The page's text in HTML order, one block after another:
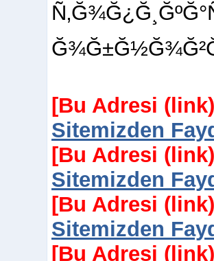
[Bu Adresi
Sitemizden
[Bu Adresi
Sitemizden
[Bu Adresi
Sitemizden
[Bu Adresi